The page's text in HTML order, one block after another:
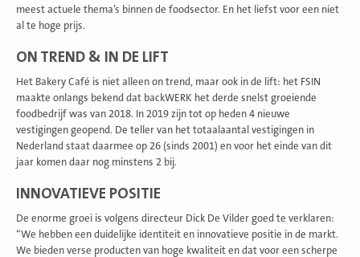
meest actuele thema’s binnen de foodsector. En het liefst voor een niet
al te hoge prijs.
ON TREND & IN DE LIFT
Het Bakery Café is niet alleen on trend, maar ook in de lift: het FSIN
maakte onlangs bekend dat backWERK het derde snelst groeiende
foodbedrijf was van 2018. In 2019 zijn tot op heden 4 nieuwe
vestigingen geopend. De teller van het totaalaantal vestigingen in
Nederland staat daarmee op 26 (sinds 2001) en voor het einde van dit
jaar komen daar nog minstens 2 bij.
INNOVATIEVE POSITIE
De enorme groei is volgens directeur Dick De Vilder goed te verklaren:
“We hebben een duidelijke identiteit en innovatieve positie in de markt.
We bieden verse producten van hoge kwaliteit en dat voor een scherpe